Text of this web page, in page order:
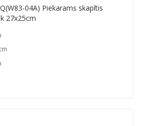
04A) Piekarams skapītis
27x25cm